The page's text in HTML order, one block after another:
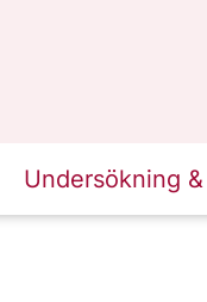
Undersökning